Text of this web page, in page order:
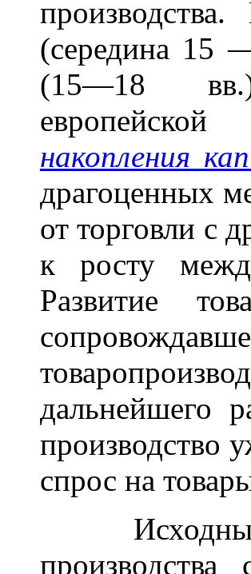
(середина 15
(15—18 вв.)
накопления
драгоценных
от торговли с
к росту
Развитие
дальнейшего
производство
спрос на
Исходным
производства